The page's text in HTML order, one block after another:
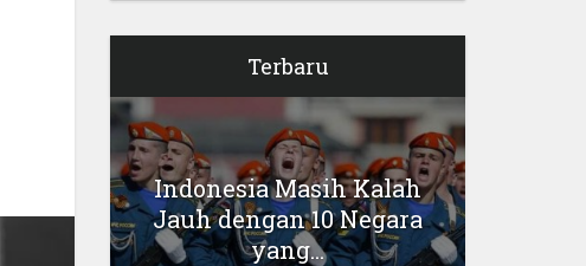
Terbaru
Indonesia Masih Kalah
Jauh dengan 10 Negara
yang...